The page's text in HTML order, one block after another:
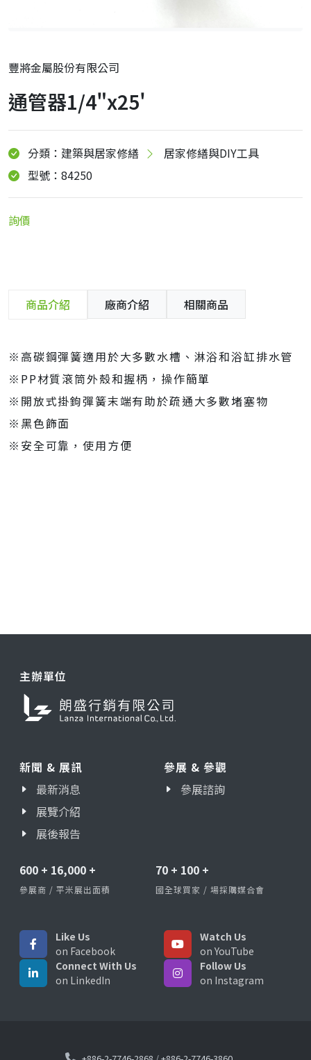
豐將金屬股份有限公司
通管器1/4"x25'
分類：建築與居家修繕
居家修繕與DIY工具
型號：84250
詢價
商品介紹 廠商介紹 相關商品
※高碳鋼彈簧適用於大多數水槽、淋浴和浴缸排水管
※PP材質滾筒外殼和握柄，操作簡單
※開放式掛鉤彈簧末端有助於疏通大多數堵塞物
※黑色飾面
※安全可靠，使用方便
主辦單位
新聞 & 展訊
最新消息
展覽介紹
展後報告
參展 & 參觀
參展諮詢
600 + 16,000 +
參展商 / 平米展出面積
70 + 100 +
國全球買家 / 場採購媒合會
Like Us
on Facebook
Watch Us
on YouTube
Connect With Us
on LinkedIn
Follow Us
on Instagram